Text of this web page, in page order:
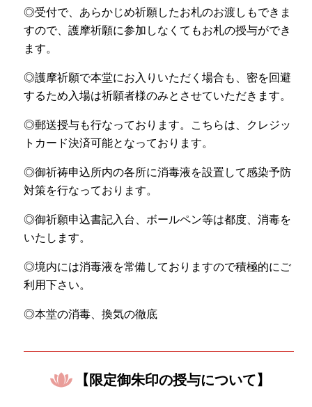
◎受付で、あらかじめ祈願したお札のお渡しもできま
すので、護摩祈願に参加しなくてもお札の授与ができ
ます。
◎護摩祈願で本堂にお入りいただく場合も、密を回避
するため入場は祈願者様のみとさせていただきます。
◎郵送授与も行なっております。こちらは、クレジッ
トカード決済可能となっております。
◎御祈祷申込所内の各所に消毒液を設置して感染予防
対策を行なっております。
◎御祈願申込書記入台、ボールペン等は都度、消毒を
いたします。
◎境内には消毒液を常備しておりますので積極的にご
利用下さい。
◎本堂の消毒、換気の徹底
【限定御朱印の授与について】